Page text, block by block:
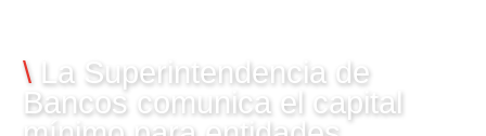
\ La Superintendencia de
Bancos comunica el capital